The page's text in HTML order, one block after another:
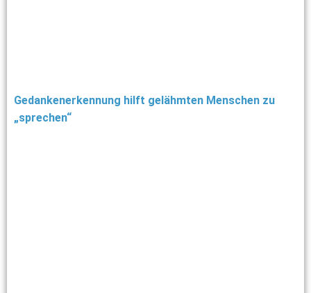
Gedankenerkennung hilft gelähmten Menschen zu
„sprechen“